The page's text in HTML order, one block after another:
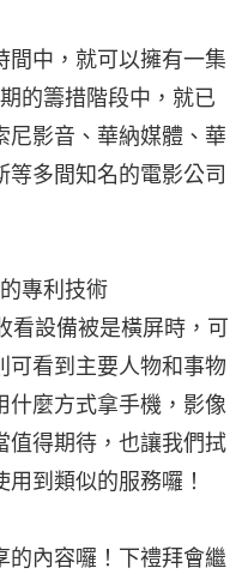
間中，就可以擁有一集
的籌措階段中，就已
尼影音、華納媒體、華
等多間知名的電影公司
專利技術
看設備被是橫屏時，可
看到主要人物和事物
什麼方式拿手機，影像
值得期待，也讓我們拭
到類似的服務囉！
的內容囉！下禮拜會繼